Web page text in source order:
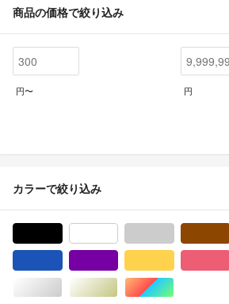
商品の価格で絞り込み
円〜 円
カラーで絞り込み
シルバー/銀色系ゴールド/金色系マルチカラー